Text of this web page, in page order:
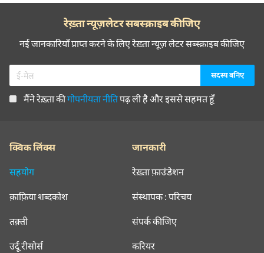
रेख़्ता न्यूज़लेटर सबस्क्राइब कीजिए
नई जानकारियाँ प्राप्त करने के लिए रेख़्ता न्यूज़ लेटर सब्स्क्राइब कीजिए
मैंने रेख़्ता कीगोपनीयता नीतिपढ़ ली है और इससे सहमत हूँ
क्विक लिंक्स
सहयोग
क़ाफ़िया शब्दकोश
तक़्ती
उर्दू रीसोर्स
जानकारी
रेख़्ता फ़ाउंडेशन
संस्थापक : परिचय
संपर्क कीजिए
करियर